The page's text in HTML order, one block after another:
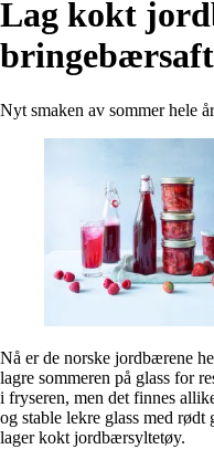
Lag kokt
bringebærsaft
Nyt smaken av sommer hele
Nå er de norske jordbærene
lagre sommeren på glass for
i fryseren, men det finnes
og stable lekre glass med
lager kokt jordbærsyltetøy.